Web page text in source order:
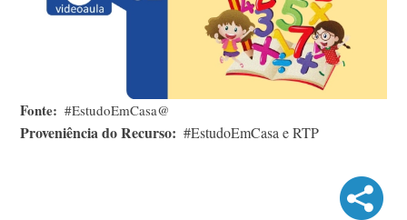
Fonte #EstudoEmCasa@
Proveniência do Recurso #EstudoEmCasa e RTP